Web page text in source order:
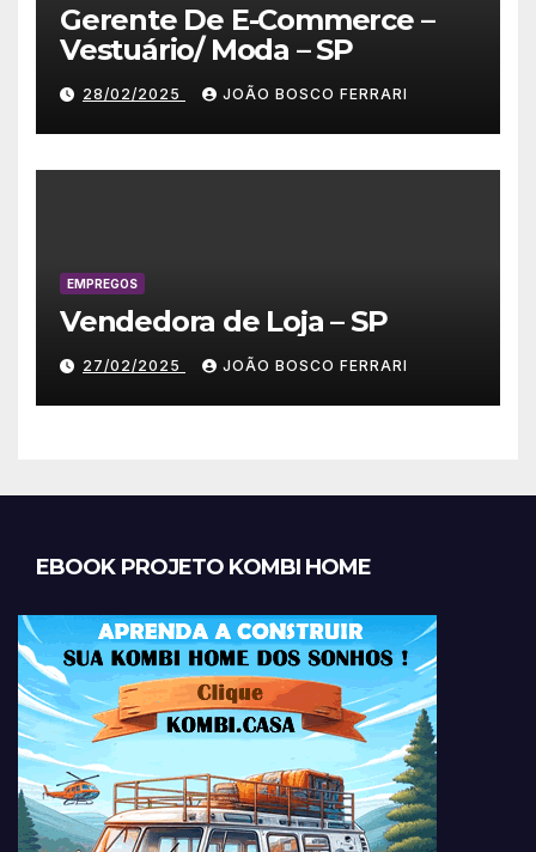
Gerente De E-Commerce –
Vestuário/ Moda – SP
28/02/2025 JOÃO BOSCO FERRARI
EMPREGOS
Vendedora de Loja – SP
27/02/2025 JOÃO BOSCO FERRARI
EBOOK PROJETO KOMBI HOME